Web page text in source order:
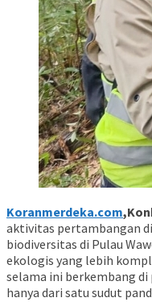
Koranmerdeka.com
aktivitas pertambangan
biodiversitas di Pulau
ekologis yang lebih
selama ini berkembang
hanya dari satu sudut